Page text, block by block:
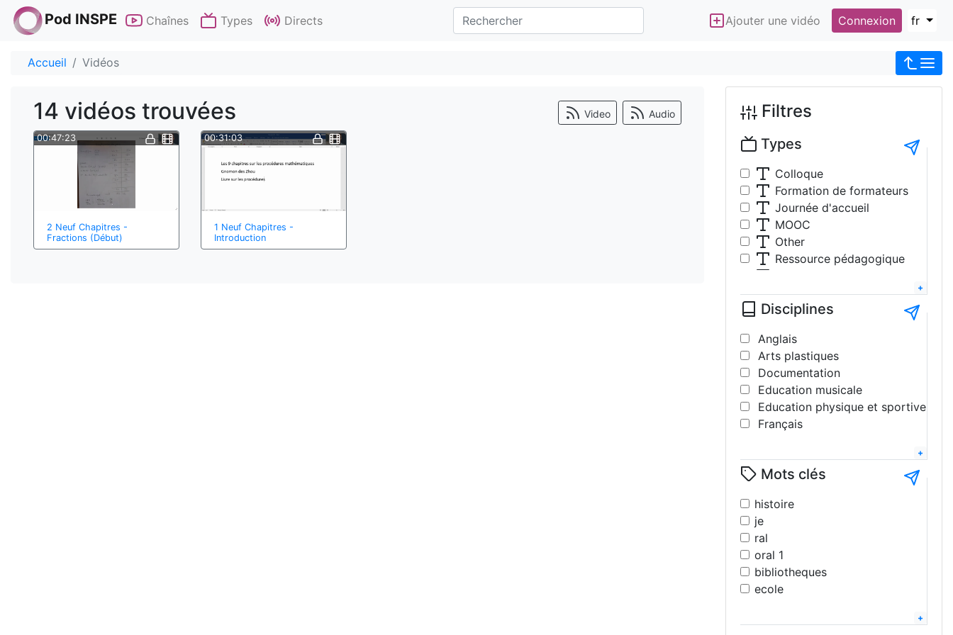
Pod INSPE Chaînes Types Directs Ajouter une vidéo Connexion fr
Accueil Vidéos
14 vidéos trouvées Video Audio
00:47:23
2 Neuf Chapitres -
Fractions (Début)
00:31:03
1 Neuf Chapitres -
Introduction
Filtres
Types
Colloque
Formation de formateurs
Journée d'accueil
MOOC
Other
Ressource pédagogique
Travaux étudiants
Tutoriel
Disciplines
Anglais
Arts plastiques
Documentation
Education musicale
Education physique et sportive
Français
Histoire
Interdisciplinaire
Lettres modernes
Littérature
Mathématiques
Philosophie
Science de la vie et de la terre
Sciences pshysiques - chimie
Technologie
Mots clés
histoire
je
ral
oral 1
bibliotheques
ecole
2025